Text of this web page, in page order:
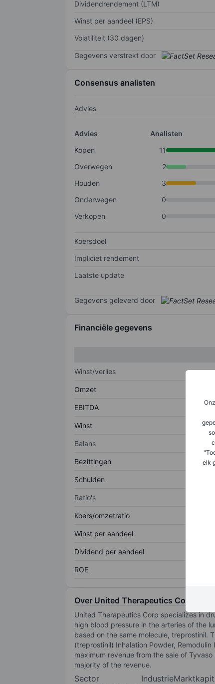
elk
Dividendrendement (LTM)
Winst per aandeel (EPS)
Volatiliteit (30 dagen)
Gegevens verstrekt door
Consensus analisten
Advies
Advies
Analisten
Kopen
11
Overwegen
2
Houden
3
Onderwegen
0
Verkopen
0
Koersdoel
Impliciet rendement
Laatste update
Gegevens geleverd door
Financiële gegevens
Winst/verlies
Omzet
EBITDA
Winst
Balans
Bezittingen
Schulden
Ratio's
Koers/omzetratio
Winst per aandeel
Dividend per aandeel
ROE
Over United Therapeutics Corp.
United Therapeutics Corp specializes in
high blood pressure in the arteries of the
based on the same molecule, treprostinil.
(treprostinil) Inhalation Powder,
maximum revenue from the sale of
majority of the revenue.
Sector
Industrie